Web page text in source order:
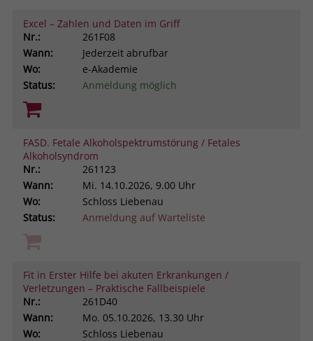
Excel – Zahlen und Daten im Griff
Nr.:
261F08
Wann:
Jederzeit abrufbar
Wo:
e-Akademie
Status:
Anmeldung möglich
FASD. Fetale Alkoholspektrumstörung / Fetales
Alkoholsyndrom
Nr.:
261123
Wann:
Mi. 14.10.2026, 9.00 Uhr
Wo:
Schloss Liebenau
Status:
Anmeldung auf Warteliste
Fit in Erster Hilfe bei akuten Erkrankungen /
Verletzungen – Praktische Fallbeispiele
Nr.:
261D40
Wann:
Mo. 05.10.2026, 13.30 Uhr
Wo:
Schloss Liebenau